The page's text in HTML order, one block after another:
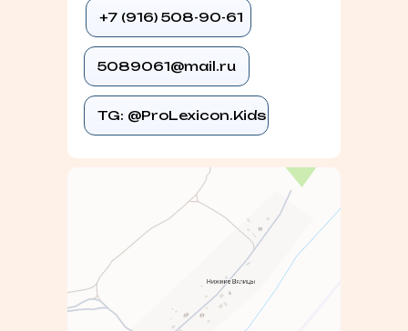
TG: @ProLexicon.Kids
5089061@mail.ru
+7 (916) 508-90-61